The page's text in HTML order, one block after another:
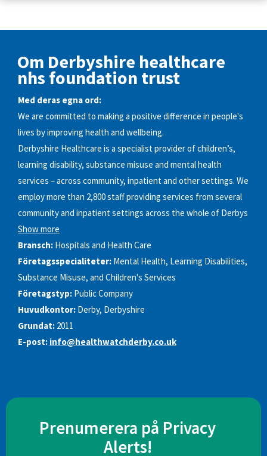
Om Derbyshire healthcare
nhs foundation trust
Med deras egna ord:
We are committed to making a positive difference in people's
lives by improving health and wellbeing.
Derbyshire Healthcare is a specialist provider of children’s,
learning disability, substance misuse and mental health
services – across community, inpatient and other settings. We
employ more than 2,800 staff providing services from several
community and inpatient settings across the whole of Derbys
Show more
Bransch: Hospitals and Health Care
Företagsspecialiteter: Mental Health, Learning Disabilities,
Substance Misuse, and Children's Services
Företagstyp: Public Company
Huvudkontor: Derby, Derbyshire
Grundat: 2011
E-post: info@healthwatchderby.co.uk
Prenumerera på Privacy
Alerts!